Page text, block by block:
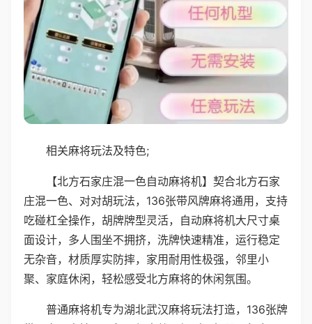
相关麻将玩法及特色;
【北方石家庄混一色自动麻将机】契合北方石家
庄混一色、对对胡玩法，136张带风牌麻将通用，支持
吃碰杠全操作，胡牌牌型灵活，自动麻将机大尺寸桌
面设计，多人围坐不拥挤，洗牌快速精准，运行稳定
无杂音，材质厚实防摔，家用耐用性极强，邻里小
聚、家庭休闲，轻松感受北方麻将的休闲氛围。
普通麻将机专为湖北武汉麻将玩法打造，136张牌